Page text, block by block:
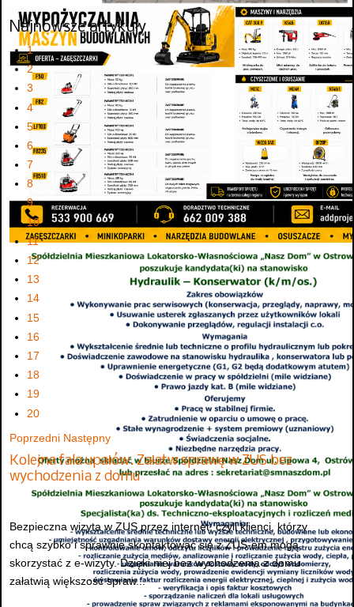
Najnowsze artykuły
1
2
3
4
5
6
7
8
9
10
11
12
13
14
15
16
17
18
19
20
Poprzedni Następny
Kolejna fala upałów. Załatw sprawę w ZUS bez
wychodzenia z domu
Bezpieczna wizyta w ZUS przez internet, czyli klienci, którzy
chcą szybko i sprawnie skontaktować się z ZUS-em mogą
skorzystać z e-wizyty. Dzięki niej bez wychodzenia z domu
załatwią większość spraw...